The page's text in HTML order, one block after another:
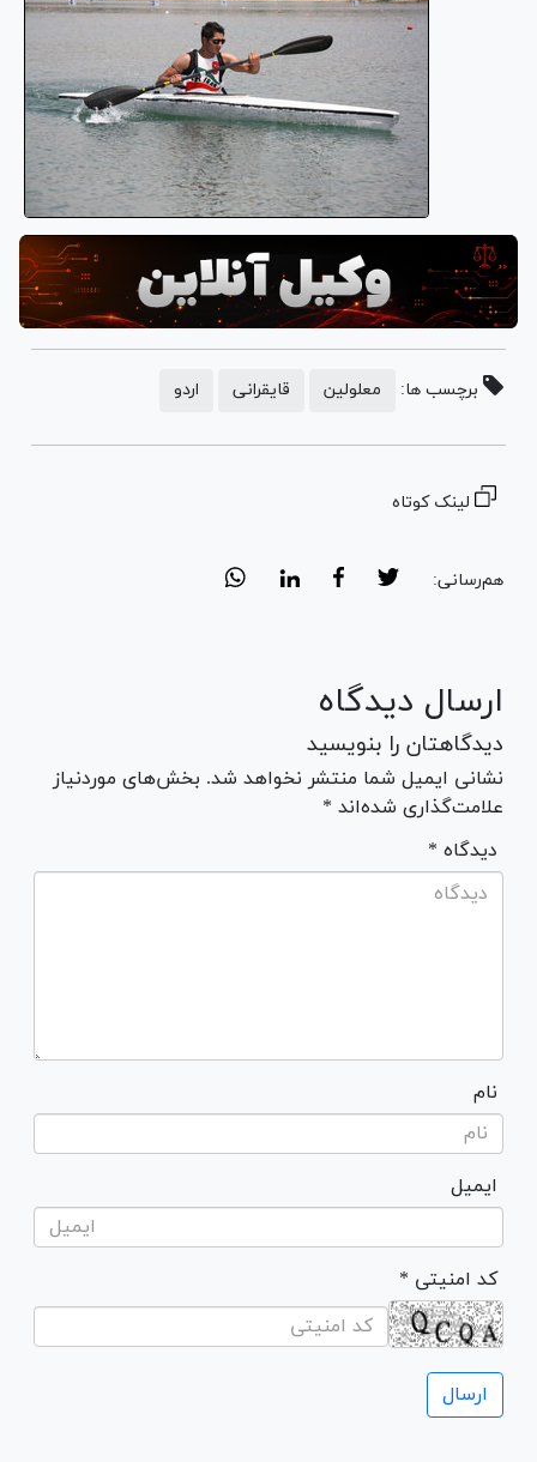
برچسب ها: معلولین قایقرانی اردو
لینک کوتاه
هم‌رسانی:
ارسال دیدگاه
دیدگاهتان را بنویسید
نشانی ایمیل شما منتشر نخواهد شد. بخش‌های موردنیاز
علامت‌گذاری شده‌اند *
* دیدگاه
نام
ایمیل
* کد امنیتی